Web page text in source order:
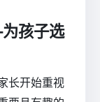
孩子选
长开始重视